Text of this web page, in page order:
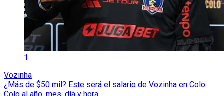
1
Vozinha
¿Más de $50 mil? Este será el salario de Vozinha en Colo
Colo al año, mes, día y hora